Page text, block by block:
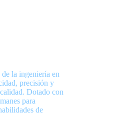
la ingeniería en
precisión y
Dotado con
para
de